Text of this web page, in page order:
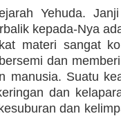
Yehuda.
kepada-Nya
materi sangat
dan
manusia. Suatu
dan
dan